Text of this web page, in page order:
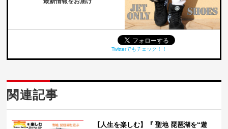
Twitterでもチェック！！
関連記事
【人生を楽しむ】『 聖地 琵琶湖を“遊